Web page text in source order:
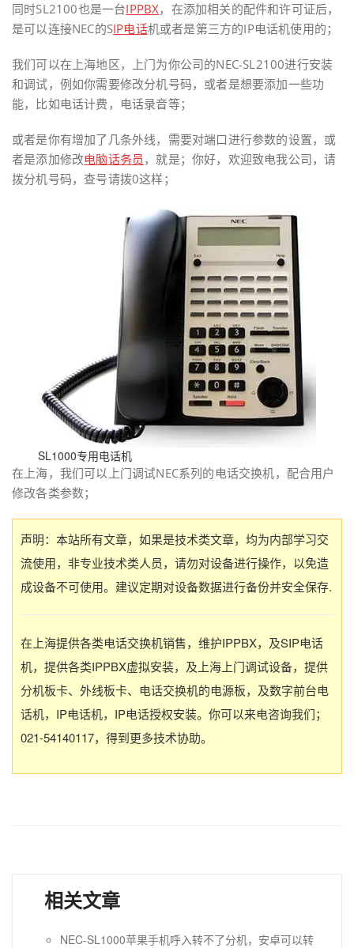
同时SL2100也是一台IPPBX，在添加相关的配件和许可证后，
是可以连接NEC的SIP电话机或者是第三方的IP电话机使用的；
我们可以在上海地区，上门为你公司的NEC-SL2100进行安装
和调试，例如你需要修改分机号码，或者是想要添加一些功
能，比如电话计费，电话录音等；
或者是你有增加了几条外线，需要对端口进行参数的设置，或
者是添加修改电脑话务员 ，就是；你好，欢迎致电我公司，请
拨分机号码，查号请拨0这样；
SL1000专用电话机
在上海，我们可以上门调试NEC系列的电话交换机，配合用户
修改各类参数；
声明：本站所有文章，如果是技术类文章，均为内部学习交
流使用，非专业技术类人员，请勿对设备进行操作，以免造
成设备不可使用。建议定期对设备数据进行备份并安全保存.
在上海提供各类电话交换机销售，维护IPPBX，及SIP电话
机，提供各类IPPBX虚拟安装，及上海上门调试设备，提供
分机板卡、外线板卡、电话交换机的电源板，及数字前台电
话机，IP电话机，IP电话授权安装。你可以来电咨询我们；
021-54140117，得到更多技术协助。
相关文章
NEC-SL1000苹果手机呼入转不了分机，安卓可以转